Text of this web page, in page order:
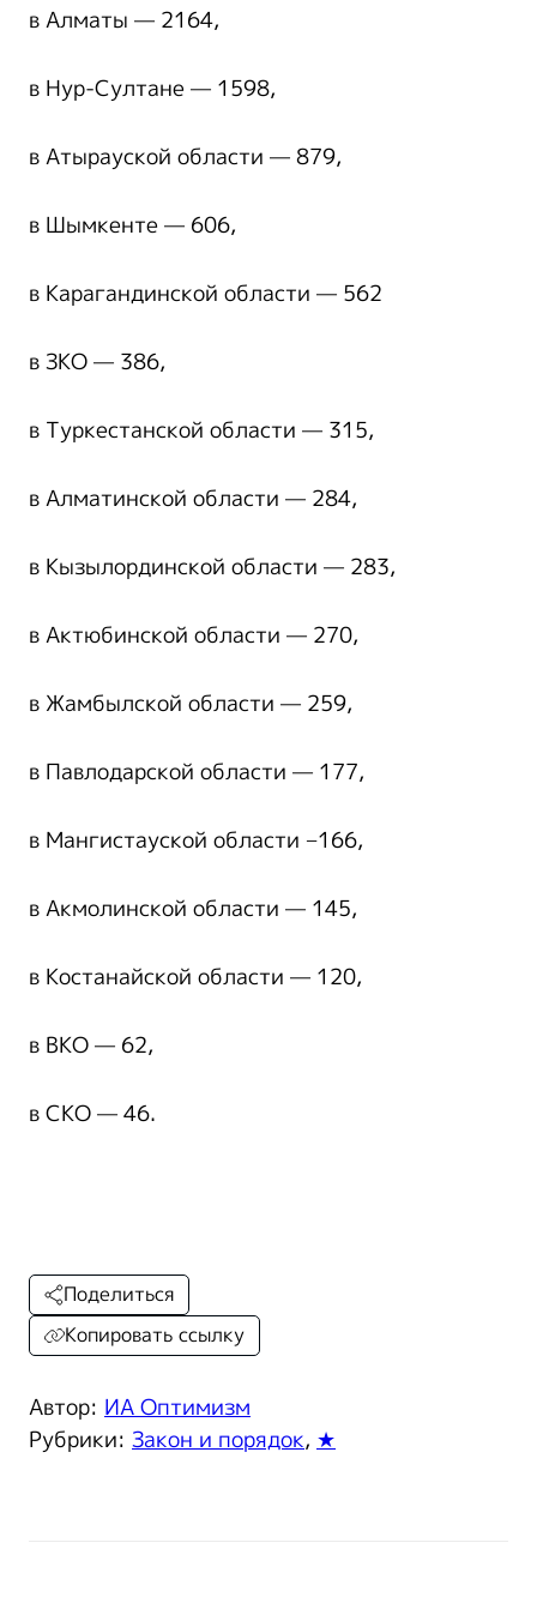
в Алматы — 2164,
в Нур-Султане — 1598,
в Атырауской области — 879,
в Шымкенте — 606,
в Карагандинской области — 562
в ЗКО — 386,
в Туркестанской области — 315,
в Алматинской области — 284,
в Кызылординской области — 283,
в Актюбинской области — 270,
в Жамбылской области — 259,
в Павлодарской области — 177,
в Мангистауской области −166,
в Акмолинской области — 145,
в Костанайской области — 120,
в ВКО — 62,
в СКО — 46.
Автор: ИА Оптимизм
Рубрики: Закон и порядок, ★
Поделиться
Копировать ссылку